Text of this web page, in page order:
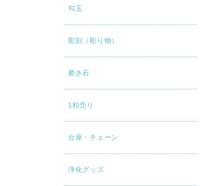
勾玉
彫刻（彫り物）
磨き石
1粒売り
台座・チェーン
浄化グッズ